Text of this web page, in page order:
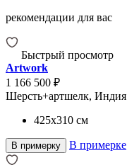
рекомендации для вас
Быстрый просмотр
Artwork
1 166 500 ₽
Шерсть+артшелк, Индия
425x310 см
В примерку В примерке